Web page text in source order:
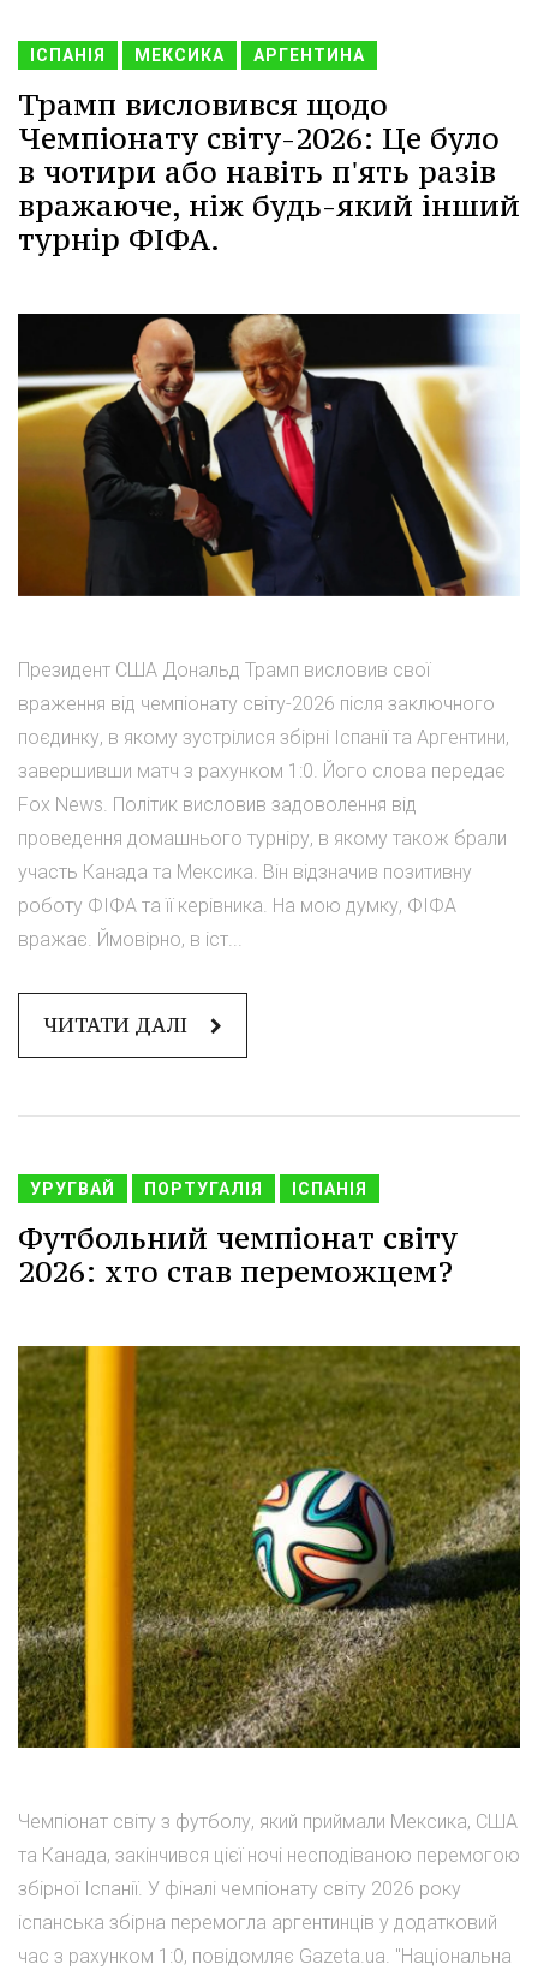
ІСПАНІЯ МЕКСИКА АРГЕНТИНА
Трамп висловився щодо
Чемпіонату світу-2026: Це було
в чотири або навіть п'ять разів
вражаюче, ніж будь-який інший
турнір ФІФА.
Президент США Дональд Трамп висловив свої
враження від чемпіонату світу-2026 після заключного
поєдинку, в якому зустрілися збірні Іспанії та Аргентини,
завершивши матч з рахунком 1:0. Його слова передає
Fox News. Політик висловив задоволення від
проведення домашнього турніру, в якому також брали
участь Канада та Мексика. Він відзначив позитивну
роботу ФІФА та її керівника. На мою думку, ФІФА
вражає. Ймовірно, в іст...
ЧИТАТИ ДАЛІ
УРУГВАЙ ПОРТУГАЛІЯ ІСПАНІЯ
Футбольний чемпіонат світу
2026: хто став переможцем?
Чемпіонат світу з футболу, який приймали Мексика, США
та Канада, закінчився цієї ночі несподіваною перемогою
збірної Іспанії. У фіналі чемпіонату світу 2026 року
іспанська збірна перемогла аргентинців у додатковий
час з рахунком 1:0, повідомляє Gazeta.ua. "Національна